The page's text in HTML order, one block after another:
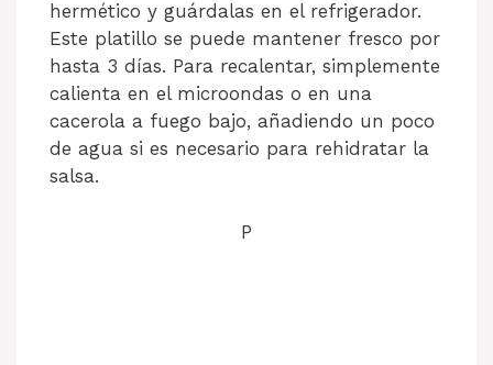
hermético y guárdalas en el refrigerador.
Este platillo se puede mantener fresco por
hasta 3 días. Para recalentar, simplemente
calienta en el microondas o en una
cacerola a fuego bajo, añadiendo un poco
de agua si es necesario para rehidratar la
salsa.
P